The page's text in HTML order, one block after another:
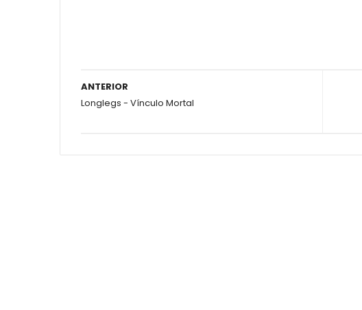
ANTERIOR
Longlegs - Vínculo Mortal